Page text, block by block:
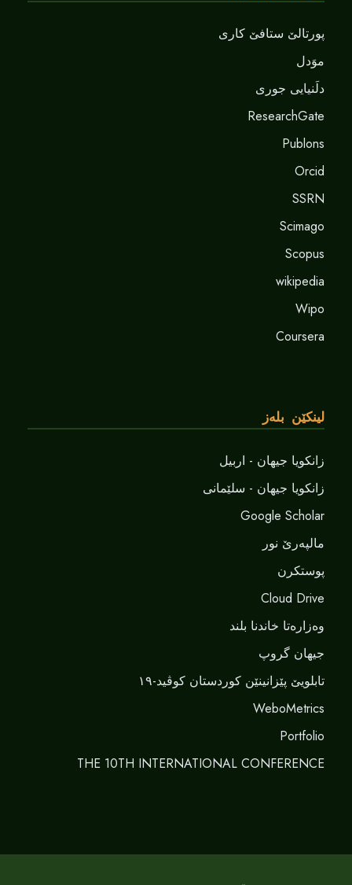
پورتالێ ستافێ کاری
موَدل
دلَنيايى جورى
ResearchGate
Publons
Orcid
SSRN
Scimago
Scopus
wikipedia
Wipo
Coursera
لینکێن بلەز
زانکویا جیهان - اربیل
زانکویا جیهان - سلێمانی
Google Scholar
مالپەرێ نور
پوستکرن
Cloud Drive
وەزارەتا خاندنا بلند
جیهان گروپ
تابلویێ پێزانینێن کوردستان کوڤید-١٩
WeboMetrics
Portfolio
THE 10TH INTERNATIONAL CONFERENCE